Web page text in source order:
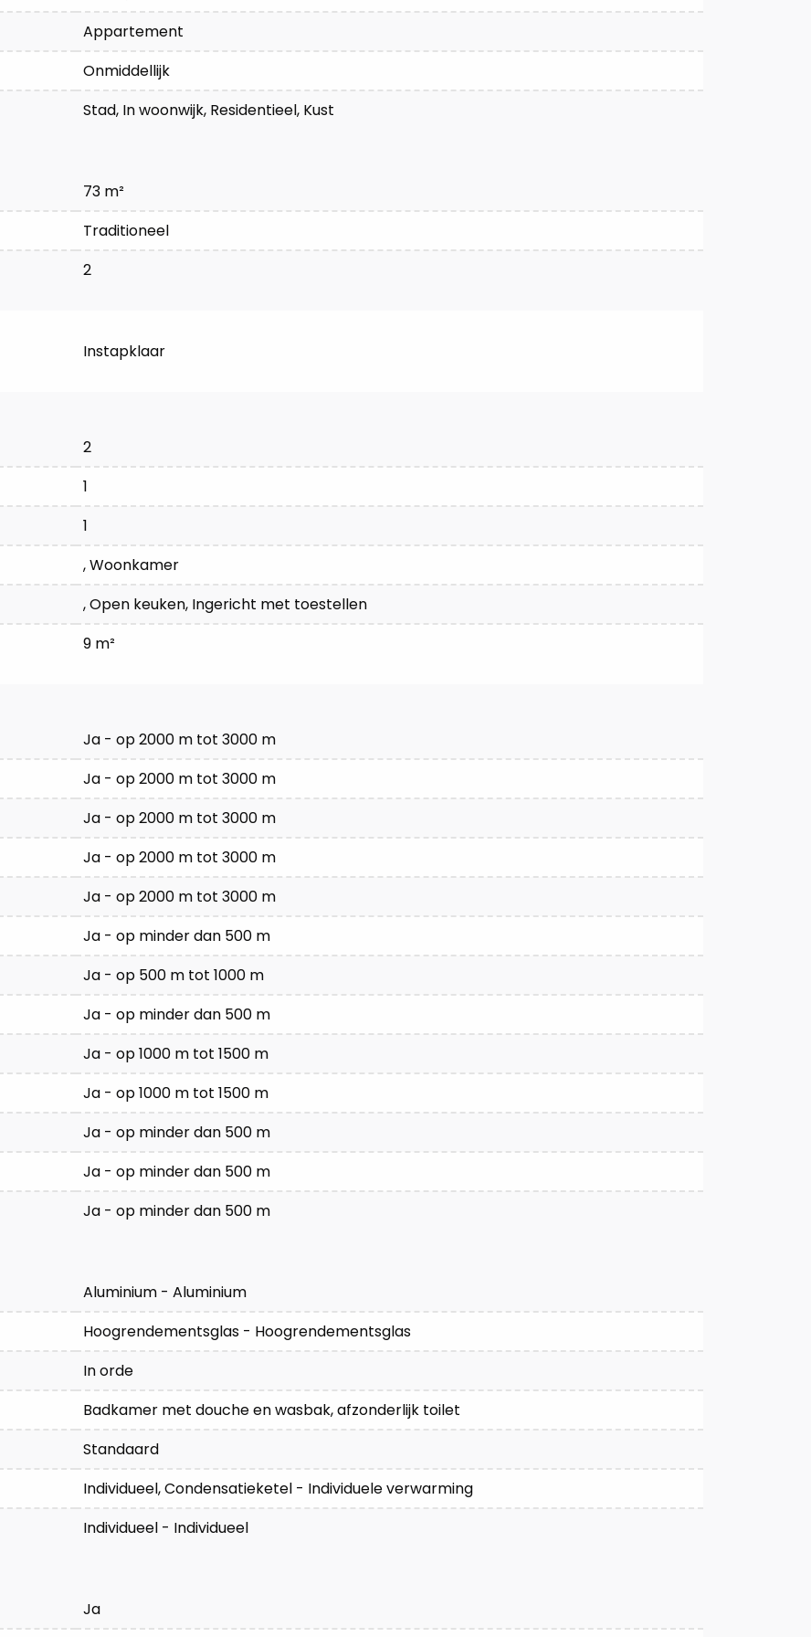
Appartement
Onmiddellijk
Stad, In woonwijk, Residentieel, Kust
73 m²
Traditioneel
2
Instapklaar
2
1
1
, Woonkamer
, Open keuken, Ingericht met toestellen
9 m²
Ja - op 2000 m tot 3000 m
Ja - op 2000 m tot 3000 m
Ja - op 2000 m tot 3000 m
Ja - op 2000 m tot 3000 m
Ja - op 2000 m tot 3000 m
Ja - op minder dan 500 m
Ja - op 500 m tot 1000 m
Ja - op minder dan 500 m
Ja - op 1000 m tot 1500 m
Ja - op 1000 m tot 1500 m
Ja - op minder dan 500 m
Ja - op minder dan 500 m
Ja - op minder dan 500 m
Aluminium - Aluminium
Hoogrendementsglas - Hoogrendementsglas
In orde
Badkamer met douche en wasbak, afzonderlijk toilet
Standaard
Individueel, Condensatieketel - Individuele verwarming
Individueel - Individueel
Ja